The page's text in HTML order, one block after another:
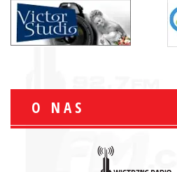
O NAS